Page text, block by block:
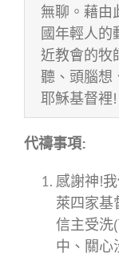
無聊。藉由
國年輕人的
近教會的牧
聽、頭腦想
耶穌基督裡!
代禱事項:
感謝神!
萊四家基
信主受洗
中、關心